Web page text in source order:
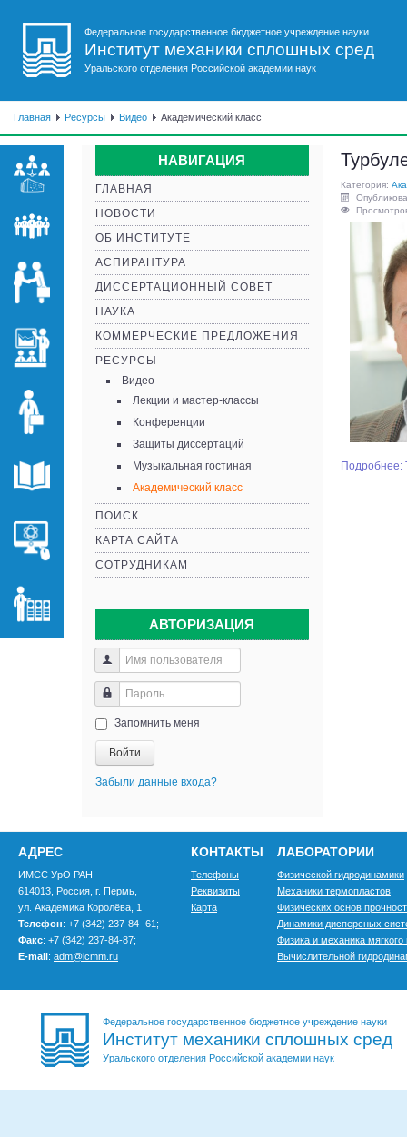
Федеральное государственное бюджетное учреждение науки
Институт механики сплошных сред
Уральского отделения Российской академии наук
Главная Ресурсы Видео Академический класс
НАВИГАЦИЯ
ГЛАВНАЯ
НОВОСТИ
ОБ ИНСТИТУТЕ
АСПИРАНТУРА
ДИССЕРТАЦИОННЫЙ СОВЕТ
НАУКА
КОММЕРЧЕСКИЕ ПРЕДЛОЖЕНИЯ
РЕСУРСЫ
Видео
Лекции и мастер-классы
Конференции
Защиты диссертаций
Музыкальная гостиная
Академический класс
ПОИСК
КАРТА САЙТА
СОТРУДНИКАМ
АВТОРИЗАЦИЯ
Запомнить меня
Войти
Забыли данные входа?
Категория:
Подробнее:
АДРЕС
ИМСС УрО РАН
614013, Россия, г. Пермь,
ул. Академика Королёва, 1
Телефон: +7 (342) 237-84- 61;
Факс: +7 (342) 237-84-87;
E-mail: adm@icmm.ru
КОНТАКТЫ
Телефоны
Реквизиты
Карта
ЛАБОРАТОРИИ
Физической гидродинамики
Механики термопластов
Физических основ
Динамики дисперсных
Физика и механика
Вычислительной
Федеральное государственное бюджетное учреждение науки
Институт механики сплошных сред
Уральского отделения Российской академии наук